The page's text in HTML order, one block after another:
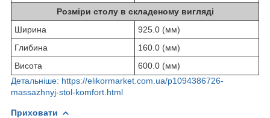
Розміри столу в складеному вигляді
Ширина
925.0 (мм)
Глибина
160.0 (мм)
Висота
600.0 (мм)
Детальніше: https://elikormarket.com.ua/p1094386726-
massazhnyj-stol-komfort.html
Приховати